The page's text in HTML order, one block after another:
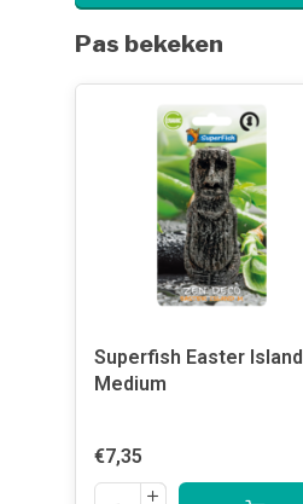
Pas bekeken
Superfish Easter Island
Medium
€7,35